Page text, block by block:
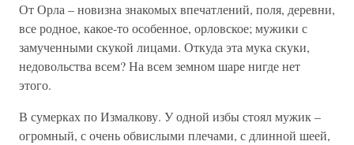
От Орла – новизна знакомых впечатлений, поля, деревни,
все родное, какое-то особенное, орловское; мужики с
замученными скукой лицами. Откуда эта мука скуки,
недовольства всем? На всем земном шаре нигде нет
этого.
В сумерках по Измалкову. У одной избы стоял мужик –
огромный, с очень обвислыми плечами, с длинной шеей,